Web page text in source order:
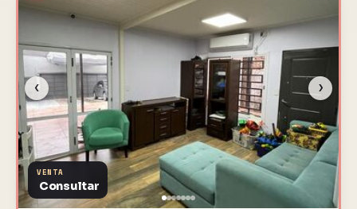
‹ ›
VENTA
Consultar